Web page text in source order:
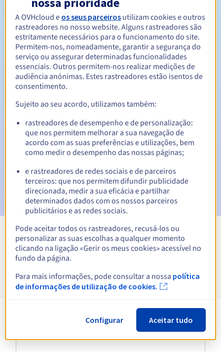
Período de renovação Entre 1 e 10 anos
Período de redenção 30 dias
Notificações automáticas:
E-mails de aviso:
60, 30, 15, 7 e 3 dias antes da data de
expiração
E-mail no dia da expiraçãopara notificar a suspensão do
nome de domínio
E-mail após o Redemption Grace Period para notificar a
eliminação do nome de domínio
Ver todas as extensões
Informações sobre .ltda
Registo do seu nome de domínio .ltda
A OVHcloud e os seus parceiros utilizam cookies e outros
rastreadores no nosso website. Alguns rastreadores são
estritamente necessários para o funcionamento do site.
Permitem-nos, nomeadamente, garantir a segurança do
serviço ou assegurar determinadas funcionalidades
essenciais. Outros permitem-nos realizar medições de
audiência anónimas. Estes rastreadores estão isentos de
consentimento.
Sujeito ao seu acordo, utilizamos também:
rastreadores de desempenho e de personalização:
que nos permitem melhorar a sua navegação de
acordo com as suas preferências e utilizações, bem
como medir o desempenho das nossas páginas;
e rastreadores de redes sociais e de parceiros
terceiros: que nos permitem difundir publicidade
direcionada, medir a sua eficácia e partilhar
determinados dados com os nossos parceiros
publicitários e as redes sociais.
Pode aceitar todos os rastreadores, recusá-los ou
personalizar as suas escolhas a qualquer momento
clicando na ligação «Gerir os meus cookies» acessível no
fundo da página.
Para mais informações, pode consultar a nossa política
de informações de utilização de cookies.
Configurar Aceitar tudo